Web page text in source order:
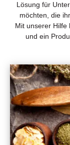
Lösung für
möchten, die
Mit unserer Hilfe
und ein